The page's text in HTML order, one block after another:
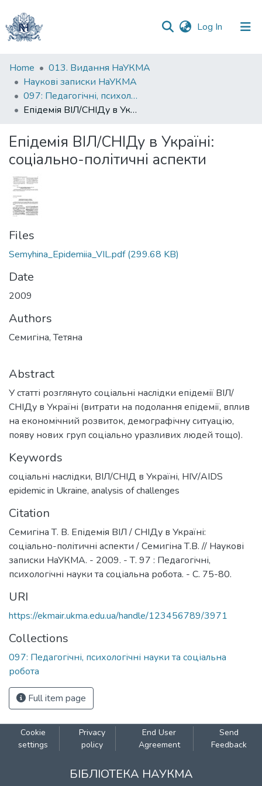
Log In (current)
Communities
&
Collections
All of DSpace
Statistics
Home
013. Видання НаУКМА
Наукові записки НаУКМА
097: Педагогічні, психологічні науки та соціальна робота
Епідемія ВІЛ/СНІДу в Україні: соціально-політичні аспекти
Епідемія ВІЛ/СНІДу в Україні:
соціально-політичні аспекти
Files
Semyhina_Epidemiia_VIL.pdf(299.68 KB)
Date
2009
Authors
Семигіна, Тетяна
Abstract
У статті розглянуто соціальні наслідки епідемії ВІЛ/
СНІДу в Україні (витрати на подолання епідемії, вплив
на економічний розвиток, демографічну ситуацію,
появу нових груп соціально уразливих людей тощо).
Keywords
соціальні наслідки, ВІЛ/СНІД в Україні, HIV/AIDS
epidemic in Ukraine, analysis of challenges
Citation
Семигіна Т. В. Епідемія ВІЛ / СНІДу в Україні:
соціально-політичні аспекти / Семигіна Т.В. // Наукові
записки НаУКМА. - 2009. - Т. 97 : Педагогічні,
психологічні науки та соціальна робота. - С. 75-80.
URI
https://ekmair.ukma.edu.ua/handle/123456789/3971
Collections
097: Педагогічні, психологічні науки та соціальна
робота
Full item page
Cookie
settings
Privacy
policy
End User
Agreement
Send
Feedback
БІБЛІОТЕКА НАУКМА